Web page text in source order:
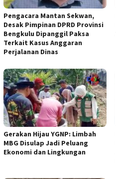
Pengacara Mantan Sekwan,
Desak Pimpinan DPRD Provinsi
Bengkulu Dipanggil Paksa
Terkait Kasus Anggaran
Perjalanan Dinas
Gerakan Hijau YGNP: Limbah
MBG Disulap Jadi Peluang
Ekonomi dan Lingkungan